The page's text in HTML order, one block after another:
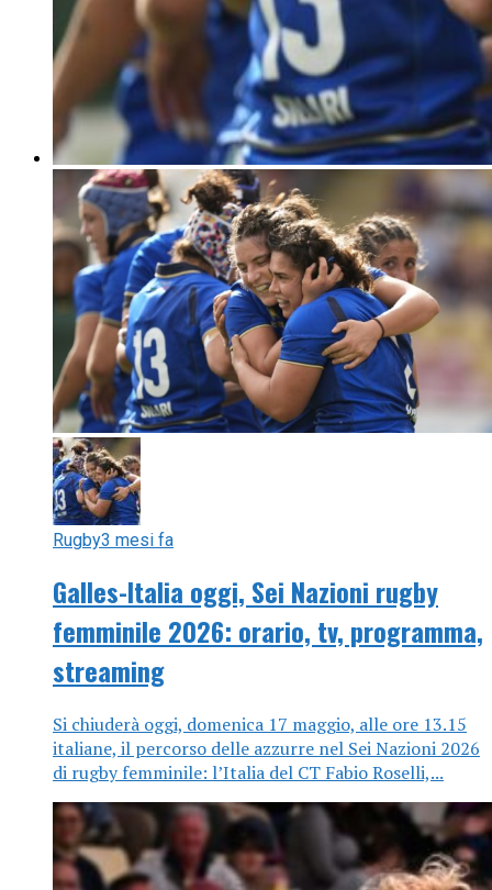
Rugby3 mesi fa
Galles-Italia oggi, Sei Nazioni rugby
femminile 2026: orario, tv, programma,
streaming
Si chiuderà oggi, domenica 17 maggio, alle ore 13.15
italiane, il percorso delle azzurre nel Sei Nazioni 2026
di rugby femminile: l’Italia del CT Fabio Roselli,...